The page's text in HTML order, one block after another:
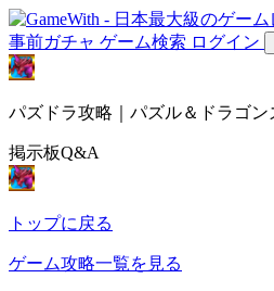
事前ガチャ ゲーム検索 ログイン
パズドラ攻略｜パズル＆ドラゴン
掲示板Q&A
トップに戻る
ゲーム攻略一覧を見る